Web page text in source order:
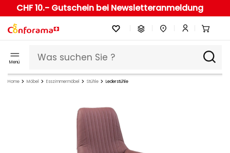
CHF 10.- Gutschein bei Newsletteranmeldung
Menü
Home Möbel Esszimmermöbel Stühle Lederstühle